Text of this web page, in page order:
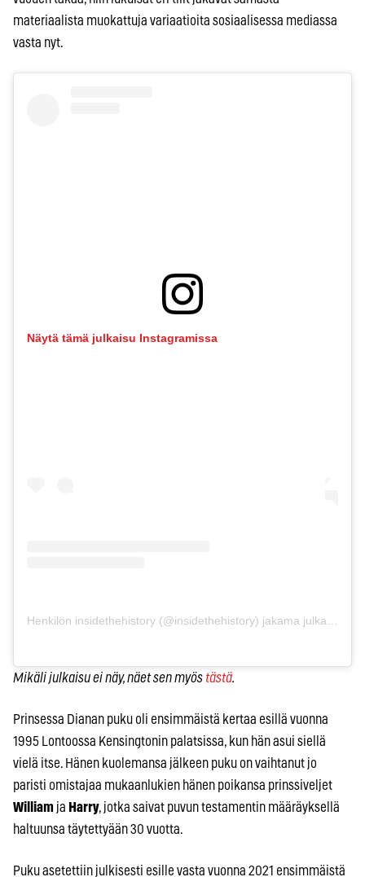
materiaalista muokattuja variaatioita sosiaalisessa mediassa
vasta nyt.
Näytä tämä julkaisu Instagramissa
Mikäli julkaisu ei näy, näet sen myös tästä.
Prinsessa Dianan puku oli ensimmäistä kertaa esillä vuonna
1995 Lontoossa Kensingtonin palatsissa, kun hän asui siellä
vielä itse. Hänen kuolemansa jälkeen puku on vaihtanut jo
paristi omistajaa mukaanlukien hänen poikansa prinssiveljet
William ja Harry, jotka saivat puvun testamentin määräyksellä
haltuunsa täytettyään 30 vuotta.
Puku asetettiin julkisesti esille vasta vuonna 2021 ensimmäistä